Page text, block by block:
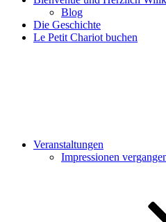
Blog
Die Geschichte
Le Petit Chariot buchen
Veranstaltungen
Impressionen